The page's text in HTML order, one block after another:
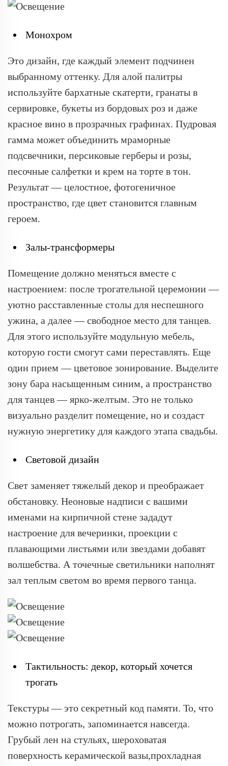
Монохром
Это дизайн, где каждый элемент подчинен
выбранному оттенку. Для алой палитры
используйте бархатные скатерти, гранаты в
сервировке, букеты из бордовых роз и даже
красное вино в прозрачных графинах. Пудровая
гамма может объединить мраморные
подсвечники, персиковые герберы и розы,
песочные салфетки и крем на торте в тон.
Результат — целостное, фотогеничное
пространство, где цвет становится главным
героем.
Залы-трансформеры
Помещение должно меняться вместе с
настроением: после трогательной церемонии —
уютно расставленные столы для неспешного
ужина, а далее — свободное место для танцев.
Для этого используйте модульную мебель,
которую гости смогут сами переставлять. Еще
один прием — цветовое зонирование. Выделите
зону бара насыщенным синим, а пространство
для танцев — ярко-желтым. Это не только
визуально разделит помещение, но и создаст
нужную энергетику для каждого этапа свадьбы.
Световой дизайн
Свет заменяет тяжелый декор и преображает
обстановку. Неоновые надписи с вашими
именами на кирпичной стене зададут
настроение для вечеринки, проекции с
плавающими листьями или звездами добавят
волшебства. А точечные светильники наполнят
зал теплым светом во время первого танца.
Тактильность: декор, который хочется
трогать
Текстуры — это секретный код памяти. То, что
можно потрогать, запоминается навсегда.
Грубый лен на стульях, шероховатая
поверхность керамической вазы,прохладная